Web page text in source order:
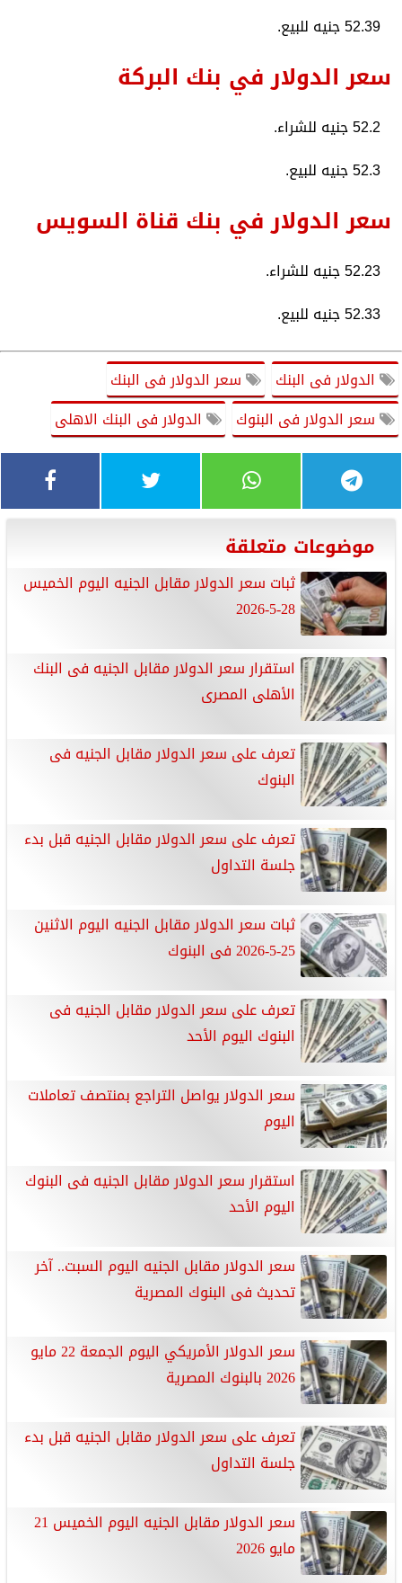
52.39 جنيه للبيع.
سعر الدولار في بنك البركة
52.2 جنيه للشراء.
52.3 جنيه للبيع.
سعر الدولار في بنك قناة السويس
52.23 جنيه للشراء.
52.33 جنيه للبيع.
الدولار فى البنك
سعر الدولار فى البنك
سعر الدولار فى البنوك
الدولار فى البنك الاهلى
موضوعات متعلقة
ثبات سعر الدولار مقابل الجنيه اليوم الخميس
28-5-2026
استقرار سعر الدولار مقابل الجنيه فى البنك
الأهلى المصرى
تعرف على سعر الدولار مقابل الجنيه فى
البنوك
تعرف على سعر الدولار مقابل الجنيه قبل بدء
جلسة التداول
ثبات سعر الدولار مقابل الجنيه اليوم الاثنين
25-5-2026 فى البنوك
تعرف على سعر الدولار مقابل الجنيه فى
البنوك اليوم الأحد
سعر الدولار يواصل التراجع بمنتصف تعاملات
اليوم
استقرار سعر الدولار مقابل الجنيه فى البنوك
اليوم الأحد
سعر الدولار مقابل الجنيه اليوم السبت.. آخر
تحديث فى البنوك المصرية
سعر الدولار الأمريكي اليوم الجمعة 22 مايو
2026 بالبنوك المصرية
تعرف على سعر الدولار مقابل الجنيه قبل بدء
جلسة التداول
سعر الدولار مقابل الجنيه اليوم الخميس 21
مايو 2026